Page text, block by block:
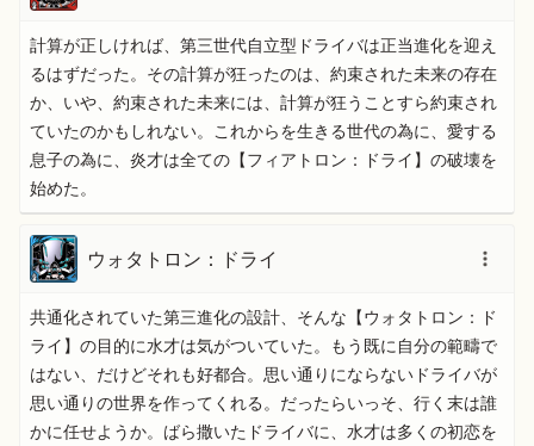
計算が正しければ、第三世代自立型ドライバは正当進化を迎え
るはずだった。その計算が狂ったのは、約束された未来の存在
か、いや、約束された未来には、計算が狂うことすら約束され
ていたのかもしれない。これからを生きる世代の為に、愛する
息子の為に、炎才は全ての【フィアトロン：ドライ】の破壊を
始めた。
ウォタトロン：ドライ
共通化されていた第三進化の設計、そんな【ウォタトロン：ド
ライ】の目的に水才は気がついていた。もう既に自分の範疇で
はない、だけどそれも好都合。思い通りにならないドライバが
思い通りの世界を作ってくれる。だったらいっそ、行く末は誰
かに任せようか。ばら撒いたドライバに、水才は多くの初恋を